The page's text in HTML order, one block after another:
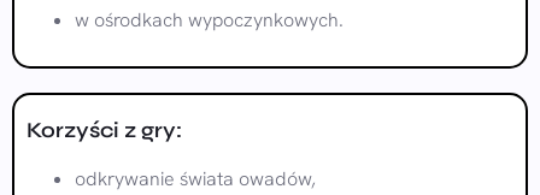
w ośrodkach wypoczynkowych.
Korzyści z gry:
odkrywanie świata owadów,